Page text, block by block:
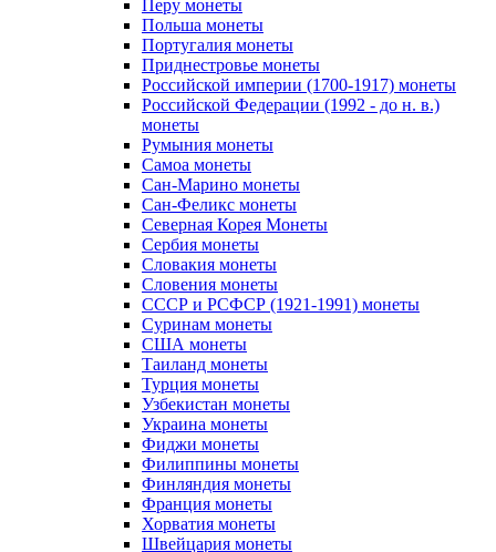
Перу монеты
Польша монеты
Португалия монеты
Приднестровье монеты
Российской империи (1700-1917) монеты
Российской Федерации (1992 - до н. в.)
монеты
Румыния монеты
Самоа монеты
Сан-Марино монеты
Сан-Феликс монеты
Северная Корея Монеты
Сербия монеты
Словакия монеты
Словения монеты
СССР и РСФСР (1921-1991) монеты
Суринам монеты
США монеты
Таиланд монеты
Турция монеты
Узбекистан монеты
Украина монеты
Фиджи монеты
Филиппины монеты
Финляндия монеты
Франция монеты
Хорватия монеты
Швейцария монеты